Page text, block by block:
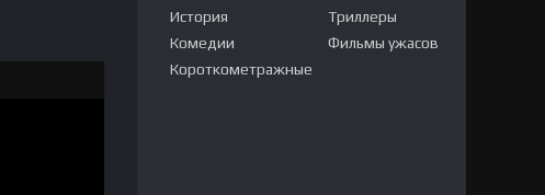
История
Комедии
Короткометражные
Триллеры
Фильмы ужасов